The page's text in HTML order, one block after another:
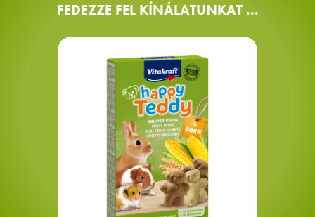
FEDEZZE FEL KÍNÁLATUNKAT ...